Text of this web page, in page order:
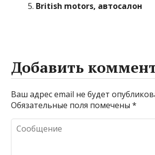
British motors, автосалон
Добавить
Ваш адрес email не будет
Обязательные поля помечены*